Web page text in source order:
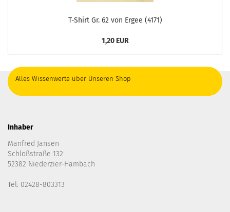
T-Shirt Gr. 62 von Ergee (4171)
1,20 EUR
Alles Wissenwerte über Unseren Shop
Inhaber
Manfred Jansen
Schloßstraße 132
52382 Niederzier-Hambach
Tel: 02428-803313